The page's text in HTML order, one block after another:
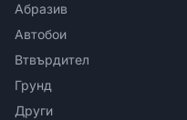
Абразив
Автобои
Втвърдител
Грунд
Други